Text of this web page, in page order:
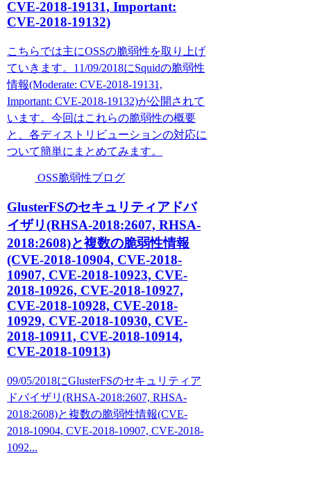
CVE-2018-19131, Important:
CVE-2018-19132)
こちらでは主にOSSの脆弱性を取り上げ
ていきます。11/09/2018にSquidの脆弱性
情報(Moderate: CVE-2018-19131,
Important: CVE-2018-19132)が公開されて
います。今回はこれらの脆弱性の概要
と、各ディストリビューションの対応に
ついて簡単にまとめてみます。
OSS脆弱性ブログ
GlusterFSのセキュリティアドバ
イザリ(RHSA-2018:2607, RHSA-
2018:2608)と複数の脆弱性情報
(CVE-2018-10904, CVE-2018-
10907, CVE-2018-10923, CVE-
2018-10926, CVE-2018-10927,
CVE-2018-10928, CVE-2018-
10929, CVE-2018-10930, CVE-
2018-10911, CVE-2018-10914,
CVE-2018-10913)
09/05/2018にGlusterFSのセキュリティア
ドバイザリ(RHSA-2018:2607, RHSA-
2018:2608)と複数の脆弱性情報(CVE-
2018-10904, CVE-2018-10907, CVE-2018-
1092...